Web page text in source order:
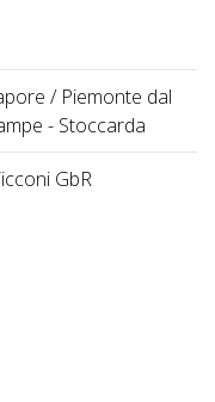
/ Piemonte dal
- Stoccarda
GbR